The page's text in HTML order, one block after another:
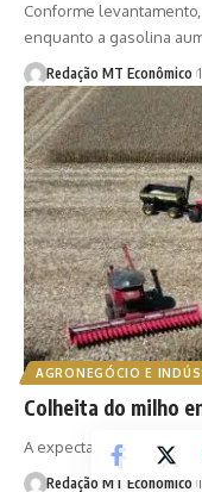
Conforme
enquanto a gasolina
Redação MT Econômico
AGRONEGÓCIO E
Colheita do milho
A expectativa é que a
Redação MT Econômico